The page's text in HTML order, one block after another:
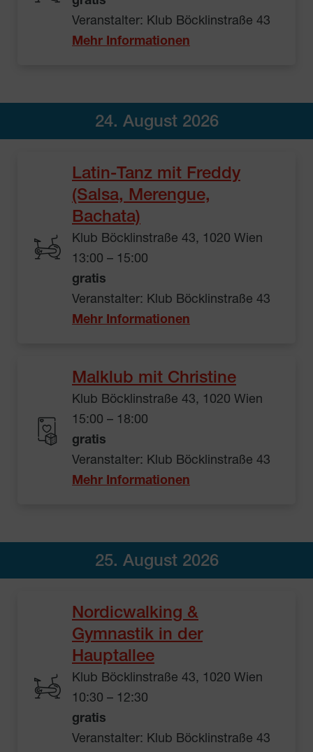
Veranstalter: Klub Böcklinstraße 43
Mehr Informationen
24. August 2026
Latin-Tanz mit Freddy
(Salsa, Merengue,
Bachata)
Klub Böcklinstraße 43, 1020 Wien
13:00 – 15:00
gratis
Veranstalter: Klub Böcklinstraße 43
Mehr Informationen
Malklub mit Christine
Klub Böcklinstraße 43, 1020 Wien
15:00 – 18:00
gratis
Veranstalter: Klub Böcklinstraße 43
Mehr Informationen
25. August 2026
Nordicwalking &
Gymnastik in der
Hauptallee
Klub Böcklinstraße 43, 1020 Wien
10:30 – 12:30
gratis
Veranstalter: Klub Böcklinstraße 43